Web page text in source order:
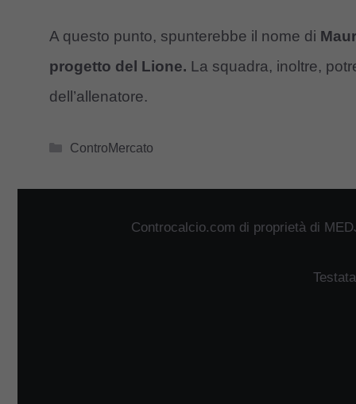
A questo punto, spunterebbe il nome di
progetto del Lione. La squadra, inoltre,
dell’allenatore.
Categorie
ControMercato
Controcalcio.com di proprietà di